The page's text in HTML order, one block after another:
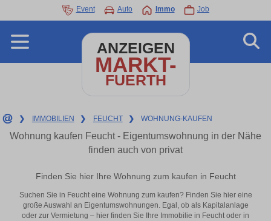
Event Auto Immo Job
ANZEIGEN
MARKT-
FUERTH
❯ IMMOBILIEN ❯ FEUCHT ❯ WOHNUNG-KAUFEN
Wohnung kaufen Feucht - Eigentumswohnung in der Nähe
finden auch von privat
Finden Sie hier Ihre Wohnung zum kaufen in Feucht
Suchen Sie in Feucht eine Wohnung zum kaufen? Finden Sie hier eine
große Auswahl an Eigentumswohnungen. Egal, ob als Kapitalanlage
oder zur Vermietung – hier finden Sie Ihre Immobilie in Feucht oder in